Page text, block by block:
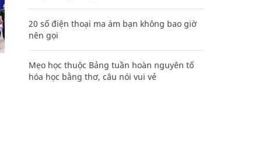
20 số điện thoại ma ám bạn không bao giờ
nên gọi
Mẹo học thuộc Bảng tuần hoàn nguyên tố
hóa học bằng thơ, câu nói vui vẻ